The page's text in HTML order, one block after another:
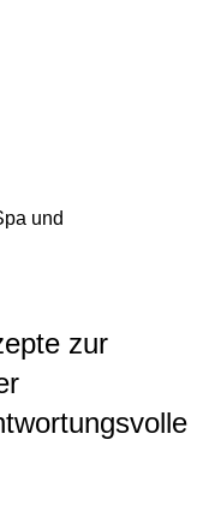
und
zur